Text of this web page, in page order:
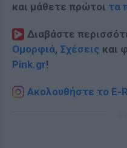
και μάθετε πρώτοι τα
Διαβάστε
Ομορφιά, Σχέσεις και
Pink.gr!
Ακολουθήστε το E-